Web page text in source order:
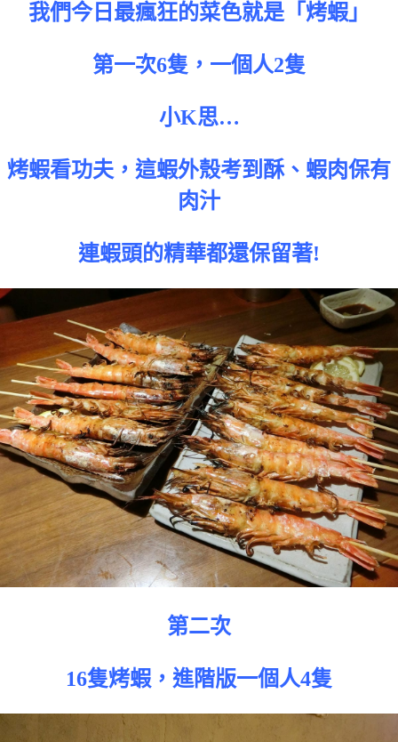
我們今日最瘋狂的菜色就是「烤蝦」
第一次6隻，一個人2隻
小K思…
烤蝦看功夫，這蝦外殼考到酥、蝦肉保有
肉汁
連蝦頭的精華都還保留著!
第二次
16隻烤蝦，進階版一個人4隻